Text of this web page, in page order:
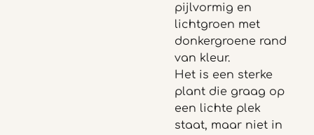
pijlvormig en
lichtgroen met
donkergroene rand
van kleur.
Het is een sterke
plant die graag op
een lichte plek
staat, maar niet in